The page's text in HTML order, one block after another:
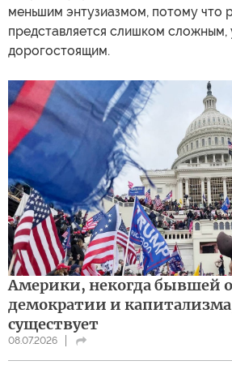
меньшим энтузиазмом, потому что
представляется слишком
дорогостоящим.
Америки, некогда бывшей
демократии и
существует
08.07.2026